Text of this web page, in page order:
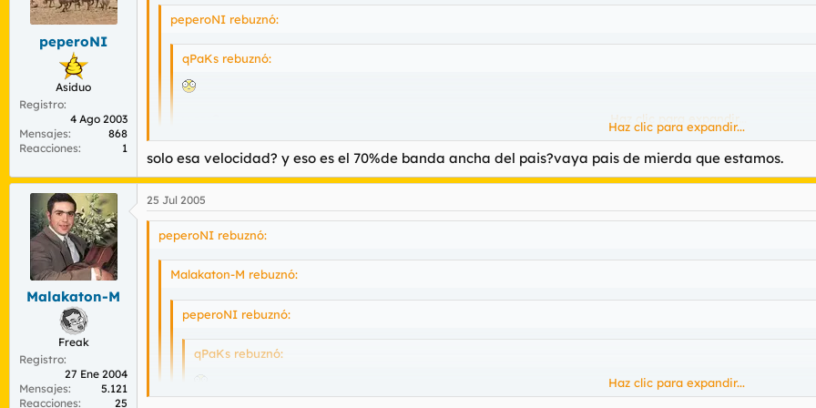
peperoNI
Asiduo
Registro
4 Ago 2003
Mensajes
868
Reacciones
1
peperoNI rebuznó:
qPaKs rebuznó:
Haz clic para expandir...
Campus Party, ese lugar donde nos reunimos los frikis gordos con gafas de pasta y orejas de soplillo.
Haz clic para expandir...
solo esa velocidad? y eso es el 70%de banda ancha del pais?vaya pais de mierda que estamos.
Malakaton-M
Freak
Registro
27 Ene 2004
Mensajes
5.121
Reacciones
25
25 Jul 2005
peperoNI rebuznó:
Malakaton-M rebuznó:
peperoNI rebuznó:
qPaKs rebuznó:
Haz clic para expandir...